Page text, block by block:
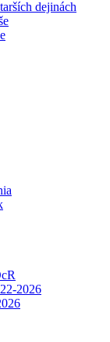
dejinách
2026